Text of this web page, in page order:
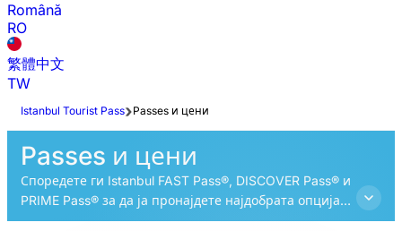
Română
RO
繁體中文
TW
Istanbul Tourist Pass Passes и цени
Passes и цени
Споредете ги Istanbul FAST Pass®, DISCOVER Pass® и
PRIME Pass® за да ја пронајдете најдобрата опција
за вашето патување и истражете ги најдобрите